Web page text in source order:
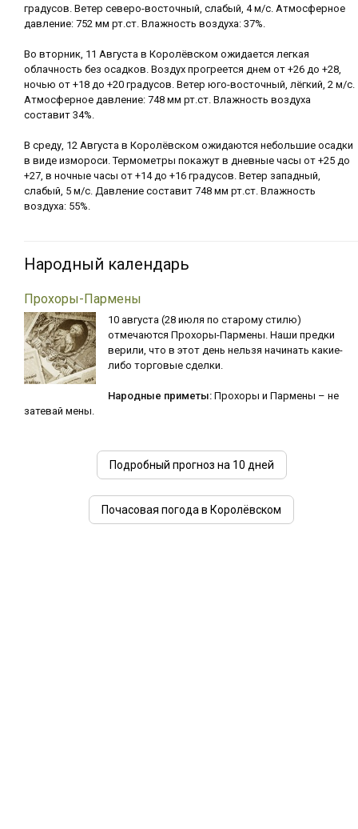
градусов. Ветер северо-восточный, слабый, 4 м/с. Атмосферное
давление: 752 мм рт.ст. Влажность воздуха: 37%.
Во вторник, 11 Августа в Королёвском ожидается легкая
облачность без осадков. Воздух прогреется днем от +26 до +28,
ночью от +18 до +20 градусов. Ветер юго-восточный, лёгкий, 2 м/с.
Атмосферное давление: 748 мм рт.ст. Влажность воздуха
составит 34%.
В среду, 12 Августа в Королёвском ожидаются небольшие осадки
в виде измороси. Термометры покажут в дневные часы от +25 до
+27, в ночные часы от +14 до +16 градусов. Ветер западный,
слабый, 5 м/с. Давление составит 748 мм рт.ст. Влажность
воздуха: 55%.
Народный календарь
Прохоры-Пармены
10 августа (28 июля по старому стилю)
отмечаются Прохоры-Пармены. Наши предки
верили, что в этот день нельзя начинать какие-
либо торговые сделки.
Народные приметы: Прохоры и Пармены – не
затевай мены.
Подробный прогноз на 10 дней
Почасовая погода в Королёвском